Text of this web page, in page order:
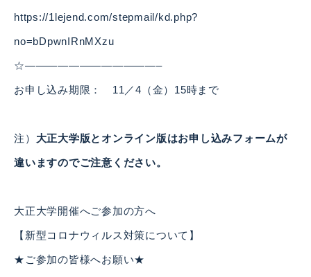
https://1lejend.com/stepmail/kd.php?
no=bDpwnIRnMXzu
☆————————————–
お申し込み期限： 11／4（金）15時まで
注） 大正大学版とオンライン版はお申し込みフォームが
違いますのでご注意ください。
大正大学開催へご参加の方へ
【新型コロナウィルス対策について】
★ご参加の皆様へお願い★